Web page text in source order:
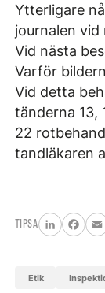
Ytterligare
journalen vid
Vid nästa
Varför
Vid detta
tänderna 13,
22
tandläkaren
TIPSA
LinkedIn
etik